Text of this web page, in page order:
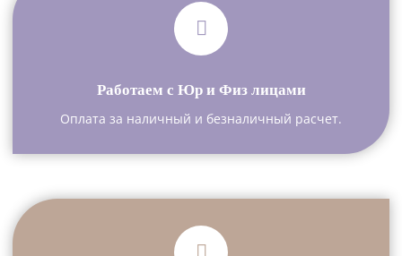
Работаем с Юр и Физ лицами
Оплата за наличный и безналичный расчет.